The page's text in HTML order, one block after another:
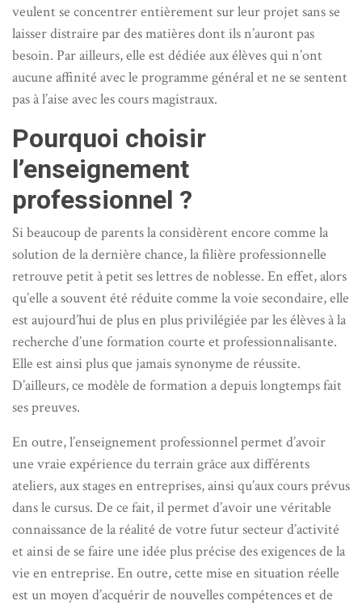
veulent se concentrer entièrement sur leur projet sans se
laisser distraire par des matières dont ils n’auront pas
besoin. Par ailleurs, elle est dédiée aux élèves qui n’ont
aucune affinité avec le programme général et ne se sentent
pas à l’aise avec les cours magistraux.
Pourquoi choisir
l’enseignement
professionnel ?
Si beaucoup de parents la considèrent encore comme la
solution de la dernière chance, la filière professionnelle
retrouve petit à petit ses lettres de noblesse. En effet, alors
qu’elle a souvent été réduite comme la voie secondaire, elle
est aujourd’hui de plus en plus privilégiée par les élèves à la
recherche d’une formation courte et professionnalisante.
Elle est ainsi plus que jamais synonyme de réussite.
D’ailleurs, ce modèle de formation a depuis longtemps fait
ses preuves.
En outre, l’enseignement professionnel permet d’avoir
une vraie expérience du terrain grâce aux différents
ateliers, aux stages en entreprises, ainsi qu’aux cours prévus
dans le cursus. De ce fait, il permet d’avoir une véritable
connaissance de la réalité de votre futur secteur d’activité
et ainsi de se faire une idée plus précise des exigences de la
vie en entreprise. En outre, cette mise en situation réelle
est un moyen d’acquérir de nouvelles compétences et de